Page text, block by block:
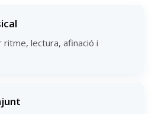
lectura, afinació i